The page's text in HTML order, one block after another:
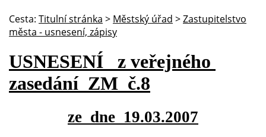
Cesta: Titulní stránka > Městský úřad >Zastupitelstvo
města - usnesení, zápisy
USNESENÍ
z veřejného
zasedání ZM č.8
ze dne 19.03.2007